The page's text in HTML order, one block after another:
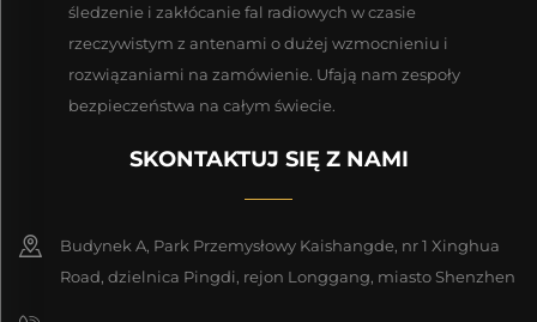
śledzenie i zakłócanie fal radiowych w czasie
rzeczywistym z antenami o dużej wzmocnieniu i
rozwiązaniami na zamówienie. Ufają nam zespoły
bezpieczeństwa na całym świecie.
SKONTAKTUJ SIĘ Z NAMI
Budynek A, Park Przemysłowy Kaishangde, nr 1 Xinghua
Road, dzielnica Pingdi, rejon Longgang, miasto Shenzhen